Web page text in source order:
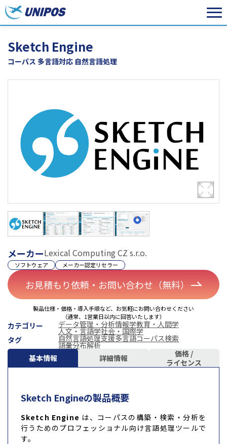
Sketch Engine
コーパス 多言語対応 自然言語処理
メーカーLexical Computing CZ s.r.o.
ソフトウェア メーカー認定リセラー
お見積もり依頼・お問い合わせ（無料）
製品仕様・価格・導入手順など、お気軽にお問い合わせください
（通常、1営業日以内に回答いたします）
カテゴリー データ管理・分析情報学教育・人間学
人文・言語学社会・国際学
タグ
自然言語処理支援多言語コーパス検索
語彙分布解析
基本情報
詳細情報
価格 /
ライセンス
Sketch Engineの製品概要
Sketch Engine は、コーパスの構築・検索・分析を
行うためのプロフェッショナル向け言語処理ツールで
す。